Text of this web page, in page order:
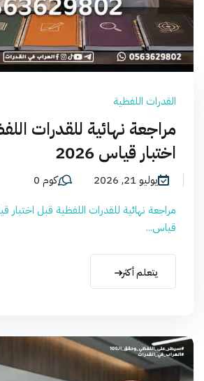
القدرات اللفظية
مراجعة نهائية للقدرات
اختبار قياس 2026
يوليو 21, 2026
كوم 0
مراجعة نهائية للقدرات اللفظية قبل اختبار
قياس...
يتعلم أكثر